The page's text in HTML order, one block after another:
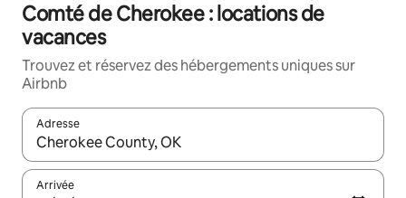
Comté de Cherokee : locations de
vacances
Trouvez et réservez des hébergements uniques sur
Airbnb
Adresse
Lorsque les résultats s'affichent, utilisez les flèches vers le
Arrivée